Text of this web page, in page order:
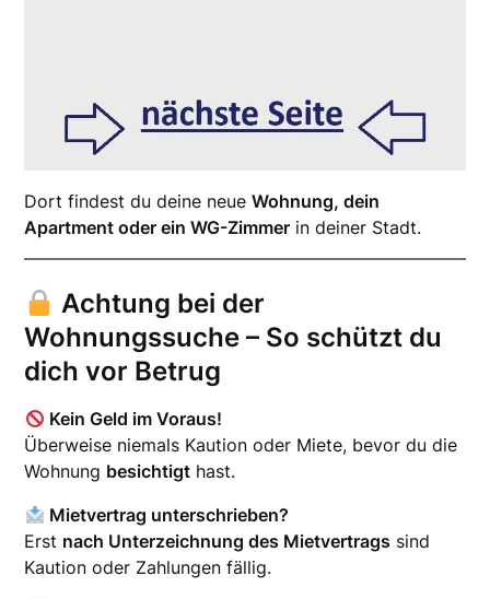
Dort findest du deine neueWohnung, dein
Apartment oder ein WG-Zimmer in deiner Stadt.
Achtung bei der
Wohnungssuche – So schützt du
dich vor Betrug
Kein Geld im Voraus!
Überweise niemals Kaution oder Miete, bevor du die
Wohnung besichtigt hast.
Mietvertrag unterschrieben?
Erst nach Unterzeichnung des Mietvertrags sind
Kaution oder Zahlungen fällig.